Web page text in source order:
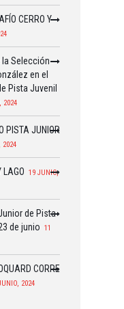
CERRO Y
Selección
en el
Pista Juvenil
2024
PISTA JUNIOR
2024
LAGO 19 JUNIO,
de Pista
de junio 11
CORRE
2024